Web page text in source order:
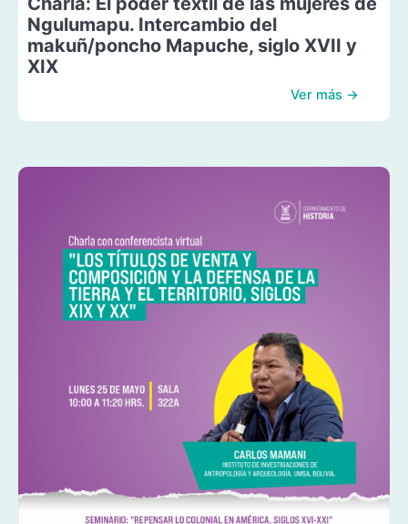
Ngulumapu. Intercambio del
makuñ/poncho Mapuche, siglo XVII y
XIX
Ver más →